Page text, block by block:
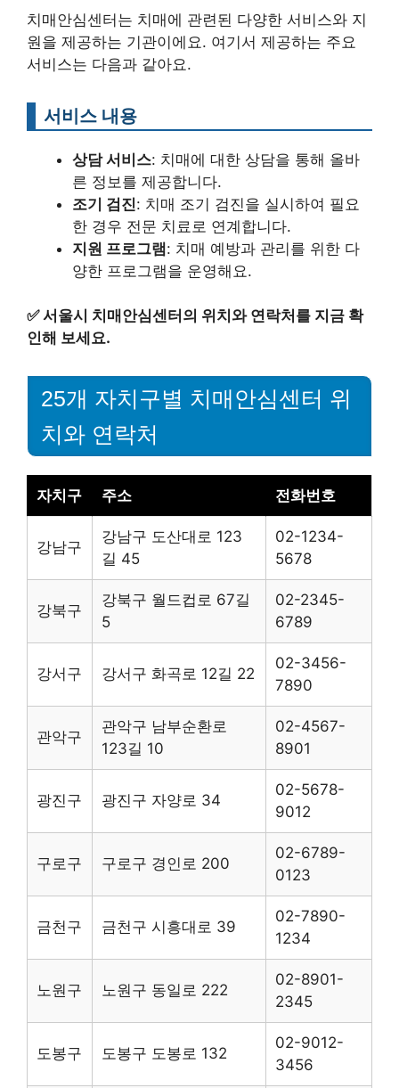
치매안심센터는 치매에 관련된 다양한 서비스와 지
원을 제공하는 기관이에요. 여기서 제공하는 주요
서비스는 다음과 같아요.
서비스 내용
상담 서비스: 치매에 대한 상담을 통해 올바
른 정보를 제공합니다.
조기 검진: 치매 조기 검진을 실시하여 필요
한 경우 전문 치료로 연계합니다.
지원 프로그램: 치매 예방과 관리를 위한 다
양한 프로그램을 운영해요.
✅서울시 치매안심센터의 위치와 연락처를 지금 확
인해 보세요.
25개 자치구별 치매안심센터 위
치와 연락처
자치구 주소 전화번호
강남구
강남구 도산대로 123
길 45
02-1234-
5678
강북구
강북구 월드컵로 67길
5
02-2345-
6789
강서구 강서구 화곡로 12길 22
02-3456-
7890
관악구
관악구 남부순환로
123길 10
02-4567-
8901
광진구 광진구 자양로 34
02-5678-
9012
구로구 구로구 경인로 200
02-6789-
0123
금천구 금천구 시흥대로 39
02-7890-
1234
노원구 노원구 동일로 222
02-8901-
2345
도봉구 도봉구 도봉로 132
02-9012-
3456